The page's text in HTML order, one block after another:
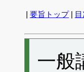
要旨トップ|
一般